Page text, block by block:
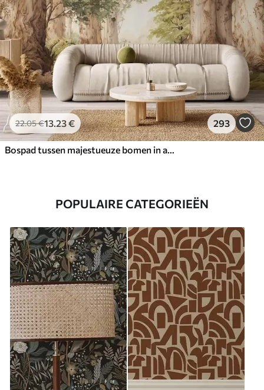
22.05€13.23€ 293
Bospad tussen majestueuze bomen in aquarelstijl
POPULAIRE CATEGORIEËN